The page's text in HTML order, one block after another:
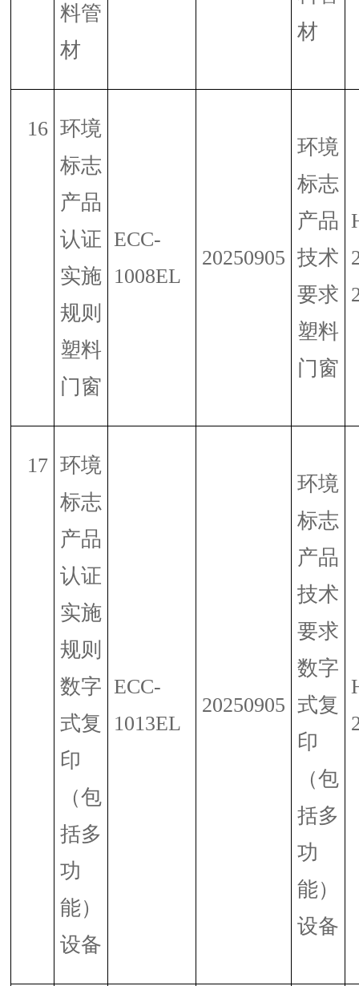
料管
材
材
16 环境
标志
产品
认证
实施
规则
塑料
门窗
ECC-
1008EL
20250905
环境
标志
产品
技术
要求
塑料
门窗
17 环境
标志
产品
认证
实施
规则
数字
式复
印
（包
括多
功
能）
设备
ECC-
1013EL
20250905
环境
标志
产品
技术
要求
数字
式复
印
（包
括多
功
能）
设备